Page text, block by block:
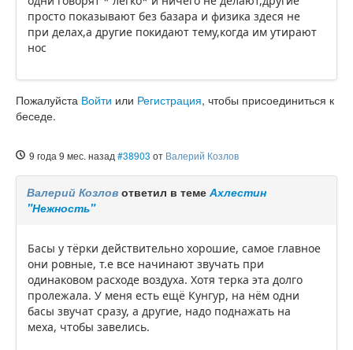
просто показывают без базара и физика здеся не
при делах,а другие покидают тему,когда им утирают
нос
Пожалуйста Войти или Регистрация, чтобы присоединиться к
беседе.
9 года 9 мес. назад #38903 от Валерий Козлов
Валерий Козлов ответил в теме Ахлестин
"Нежность"
Басы у тёрки действительно хорошие, самое главное
они ровные, т.е все начинают звучать при
одинаковом расходе воздуха. Хотя терка эта долго
пролежала. У меня есть ещё Кунгур, на нём одни
басы звучат сразу, а другие, надо поднажать на
меха, чтобы завелись.